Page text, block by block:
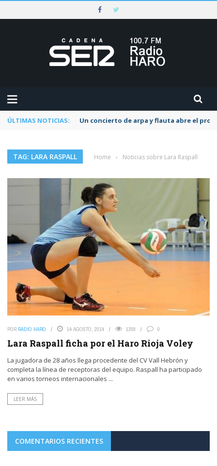
ÚLTIMAS NOTICIAS: Un concierto de arpa y flauta abre el
TAG: LARA RASPALL Home › Noticias sobre Lara Raspall
POR RADIO HARO 14 AGOSTO, 2014 1309 0
Lara Raspall ficha por el Haro Rioja Voley
La jugadora de 28 años llega procedente del CV Vall Hebrón y
completa la línea de receptoras del equipo. Raspall ha participado
en varios torneos internacionales ...
LEER MÁS
COMENTARIOS RECIENTES